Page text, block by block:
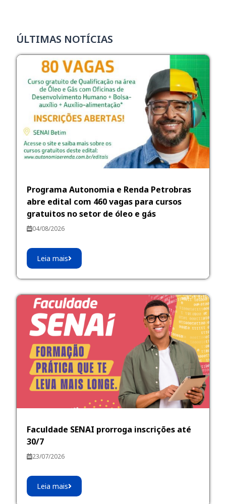
ÚLTIMAS NOTÍCIAS
Programa Autonomia e Renda Petrobras
abre edital com 460 vagas para cursos
gratuitos no setor de óleo e gás
04/08/2026
Leia mais
Faculdade SENAI prorroga inscrições até
30/7
23/07/2026
Leia mais